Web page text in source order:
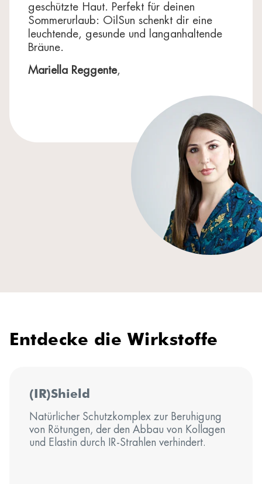
geschützte Haut. Perfekt für deinen
Sommerurlaub: OilSun schenkt dir eine
leuchtende, gesunde und langanhaltende
Bräune.
Mariella Reggente,
Entdecke die Wirkstoffe
(IR)Shield
Natürlicher Schutzkomplex zur Beruhigung
von Rötungen, der den Abbau von Kollagen
und Elastin durch IR-Strahlen verhindert.